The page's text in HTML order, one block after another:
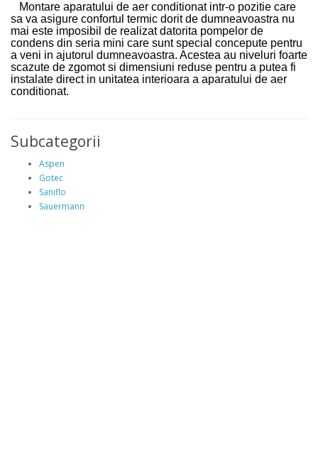
Montare aparatului de aer conditionat intr-o pozitie care
sa va asigure confortul termic dorit de dumneavoastra nu
mai este imposibil de realizat datorita pompelor de
condens din seria mini care sunt special concepute pentru
a veni in ajutorul dumneavoastra. Acestea au niveluri foarte
scazute de zgomot si dimensiuni reduse pentru a putea fi
instalate direct in unitatea interioara a aparatului de aer
conditionat.
Subcategorii
Aspen
Gotec
Saniflo
Sauermann